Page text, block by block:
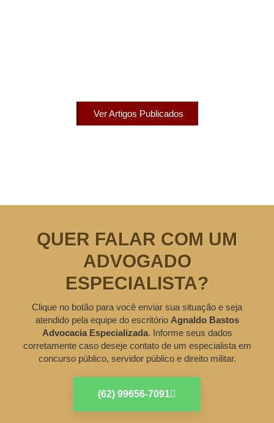
Ver Artigos Publicados
QUER FALAR COM UM
ADVOGADO
ESPECIALISTA?
Clique no botão para você enviar sua situação e seja
atendido pela equipe do escritório Agnaldo Bastos
Advocacia Especializada. Informe seus dados
corretamente caso deseje contato de um especialista em
concurso público, servidor público e direito militar.
(62) 99656-7091